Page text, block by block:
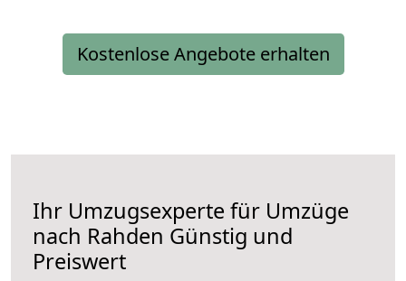
Kostenlose Angebote erhalten
Ihr Umzugsexperte für Umzüge
nach Rahden Günstig und
Preiswert